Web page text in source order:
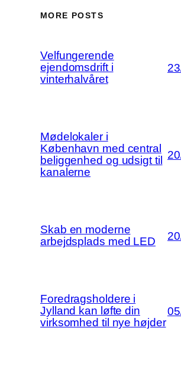
MORE POSTS
Velfungerende
ejendomsdrift i
vinterhalvåret
Mødelokaler i
København med central
beliggenhed og udsigt til
kanalerne
Skab en moderne
arbejdsplads med LED
Foredragsholdere i
Jylland kan løfte din
virksomhed til nye højder